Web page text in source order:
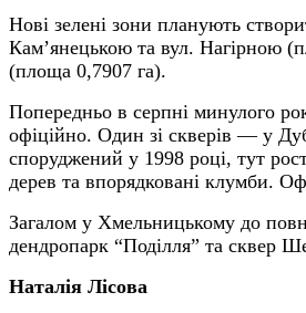
Нові зелені зони планують
Кам’янецькою та вул. Нагірною
(площа 0,7907 га).
Попередньо в серпні минулого
офіційно. Один зі скверів — у
споруджений у 1998 році, тут
дерев та впорядковані клумби.
Загалом у Хмельницькому до
дендропарк “Поділля” та сквер
Наталія Лісова